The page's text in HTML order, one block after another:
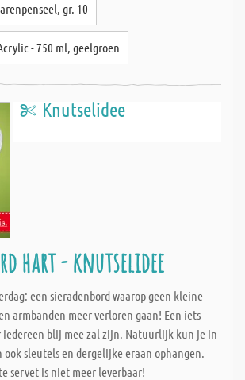
gr. 10
- 750 ml, geelgroen
Knutselidee
hart - knutselidee
een sieradenbord waarop geen kleine
armbanden meer verloren gaan! Een iets
iedereen blij mee zal zijn. Natuurlijk kun je in
ook sleutels en dergelijke eraan ophangen.
servet is niet meer leverbaar!